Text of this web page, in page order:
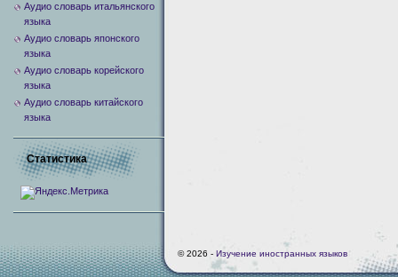
Аудио словарь итальянского
языка
Аудио словарь японского
языка
Аудио словарь корейского
языка
Аудио словарь китайского
языка
Статистика
© 2026 - Изучение иностранных языков